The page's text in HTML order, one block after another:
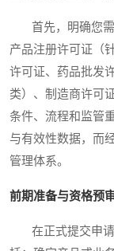
首先，明确您需
产品注册许可证（
许可证、药品批发
类）、制造商许可
条件、流程和监管
与有效性数据，而
管理体系。
前期准备与资格预
在正式提交申请